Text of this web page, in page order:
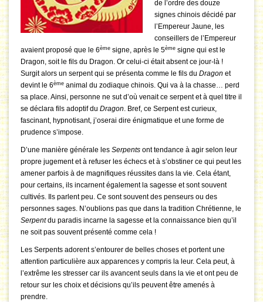
de l’ordre des douze
signes chinois décidé par
l’Empereur Jaune, les
conseillers de l’Empereur
avaient proposé que le 6ème signe, après le 5ème signe qui est le
Dragon, soit le fils du Dragon. Or celui-ci était absent ce jour-là !
Surgit alors un serpent qui se présenta comme le fils du Dragon et
devint le 6ème animal du zodiaque chinois. Qui va à la chasse… perd
sa place. Ainsi, personne ne sut d’où venait ce serpent et à quel titre il
se déclara fils adoptif du Dragon. Bref, ce Serpent est curieux,
fascinant, hypnotisant, j’oserai dire énigmatique et une forme de
prudence s’impose.
D’une manière générale les Serpents ont tendance à agir selon leur
propre jugement et à refuser les échecs et à s’obstiner ce qui peut les
amener parfois à de magnifiques réussites dans la vie. Cela étant,
pour certains, ils incarnent également la sagesse et sont souvent
cultivés. Ils parlent peu. Ce sont souvent des penseurs ou des
personnes sages. N’oublions pas que dans la tradition Chrétienne, le
Serpentdu paradis incarne la sagesse et la connaissance bien qu’il
ne soit pas souvent présenté comme cela !
Les Serpents adorent s’entourer de belles choses et portent une
attention particulière aux apparences y compris la leur. Cela peut, à
l’extrême les stresser car ils avancent seuls dans la vie et ont peu de
retour sur les choix et décisions qu’ils peuvent être amenés à
prendre.